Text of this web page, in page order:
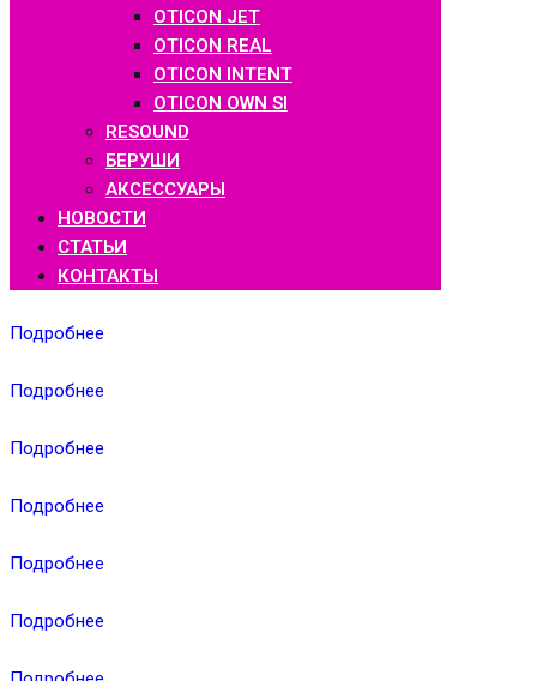
OTICON JET
OTICON REAL
OTICON INTENT
OTICON OWN SI
RESOUND
БЕРУШИ
АКСЕССУАРЫ
НОВОСТИ
СТАТЬИ
КОНТАКТЫ
Подробнее
Подробнее
Подробнее
Подробнее
Подробнее
Подробнее